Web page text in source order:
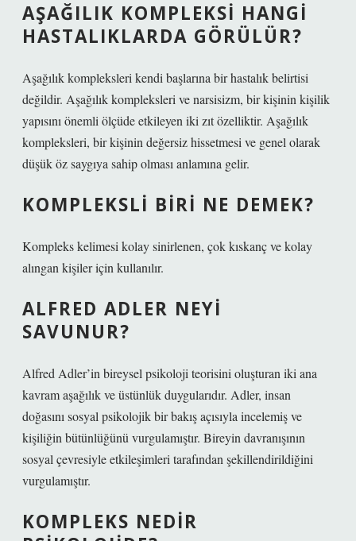
AŞAĞILIK KOMPLEKSI HANGI
HASTALIKLARDA GÖRÜLÜR?
Aşağılık kompleksleri kendi başlarına bir hastalık belirtisi
değildir. Aşağılık kompleksleri ve narsisizm, bir kişinin kişilik
yapısını önemli ölçüde etkileyen iki zıt özelliktir. Aşağılık
kompleksleri, bir kişinin değersiz hissetmesi ve genel olarak
düşük öz saygıya sahip olması anlamına gelir.
KOMPLEKSLI BIRI NE DEMEK?
Kompleks kelimesi kolay sinirlenen, çok kıskanç ve kolay
alıngan kişiler için kullanılır.
ALFRED ADLER NEYI
SAVUNUR?
Alfred Adler’in bireysel psikoloji teorisini oluşturan iki ana
kavram aşağılık ve üstünlük duygularıdır. Adler, insan
doğasını sosyal psikolojik bir bakış açısıyla incelemiş ve
kişiliğin bütünlüğünü vurgulamıştır. Bireyin davranışının
sosyal çevresiyle etkileşimleri tarafından şekillendirildiğini
vurgulamıştır.
KOMPLEKS NEDIR